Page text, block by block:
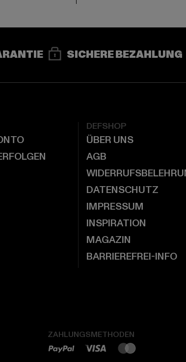
SICHERE BEZAHLUNG
DEFSHOP
ÜBER UNS
AGB
DATENSCHUTZ
IMPRESSUM
INSPIRATION
MAGAZIN
BARRIEREFREI-INFO
ZAHLUNGSMETHODEN